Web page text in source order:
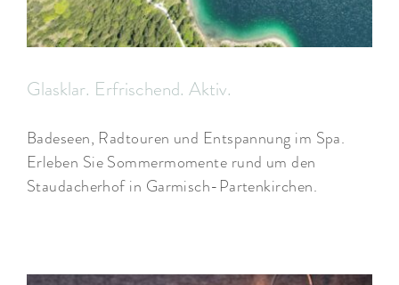
Glasklar. Erfrischend. Aktiv.
Badeseen, Radtouren und Entspannung im Spa.
Erleben Sie Sommermomente rund um den
Staudacherhof in Garmisch-Partenkirchen.